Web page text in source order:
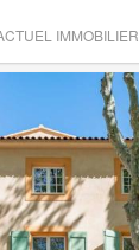
IMMOBILIER